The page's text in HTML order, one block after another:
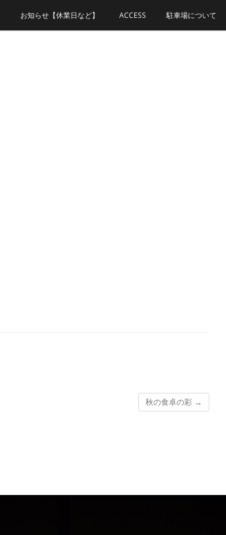
お知らせ【休業日など】 ACCESS 駐車場について
秋の食卓の彩 →